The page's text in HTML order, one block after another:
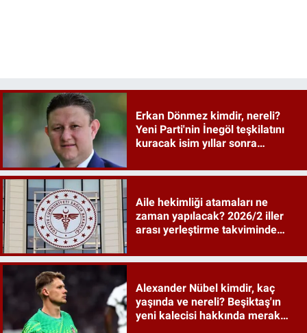
Erkan Dönmez kimdir, nereli?
Yeni Parti'nin İnegöl teşkilatını
kuracak isim yıllar sonra
Aile hekimliği atamaları ne
zaman yapılacak? 2026/2 iller
arası yerleştirme takviminde
Alexander Nübel kimdir, kaç
yaşında ve nereli? Beşiktaş'ın
yeni kalecisi hakkında merak